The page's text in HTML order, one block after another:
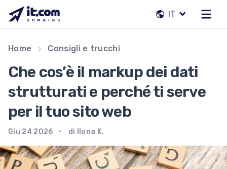
contenuto
IT
Il nostro team
Contatti
Registrar
IT
Home Consigli e trucchi
Che cos’è il markup dei dati
strutturati e perché ti serve
per il tuo sito web
Giu 24 2026 di Ilona K.